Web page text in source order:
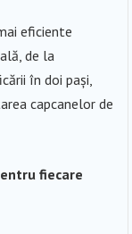
eficiente
de la
în doi pași,
capcanelor de
fiecare